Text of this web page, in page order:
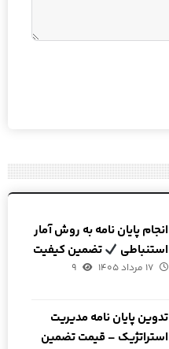
انجام پایان نامه به روش آمار
استنباطی
تضمین کیفیت
و قیمت
۱۷ مرداد ۱۴۰۵ ۹
تدوین پایان نامه مدیریت
استراتژیک – قیمت تضمین